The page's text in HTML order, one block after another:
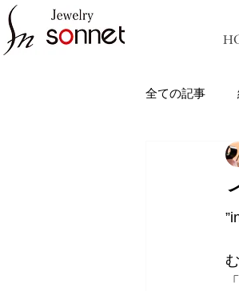
全ての記事
ジュエリ